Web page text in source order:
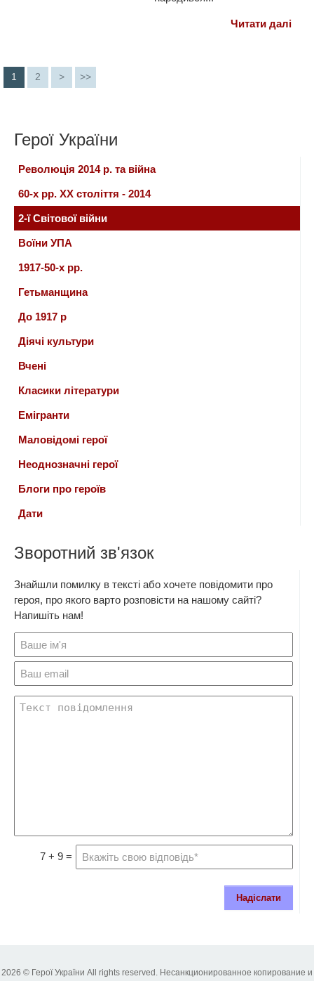
Читати далі
1 2 > >>
Герої України
Революція 2014 р. та війна
60-х рр. ХХ століття - 2014
2-ї Світової війни
Воїни УПА
1917-50-х рр.
Гетьманщина
До 1917 р
Діячі культури
Вчені
Класики літератури
Емігранти
Маловідомі герої
Неоднозначні герої
Блоги про героїв
Дати
Зворотний зв'язок
Знайшли помилку в тексті або хочете повідомити про
героя, про якого варто розповісти на нашому сайті?
Напишіть нам!
7 + 9 =
Надіслати
2026 © Герої України All rights reserved. Несанкционированное копирование и